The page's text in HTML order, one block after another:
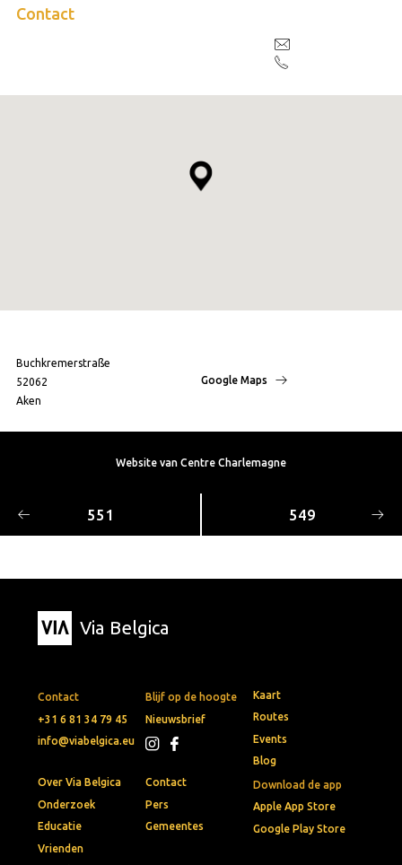
Contact
Buchkremerstraße
52062
Aken
Google Maps
Website van Centre Charlemagne
551 549
Via Belgica
Contact
+31 6 81 34 79 45
info@viabelgica.eu
Blijf op de hoogte
Nieuwsbrief
Download de app
Apple App Store
Google Play Store
Kaart
Routes
Events
Blog
Over Via Belgica
Onderzoek
Educatie
Vrienden
Contact
Pers
Gemeentes